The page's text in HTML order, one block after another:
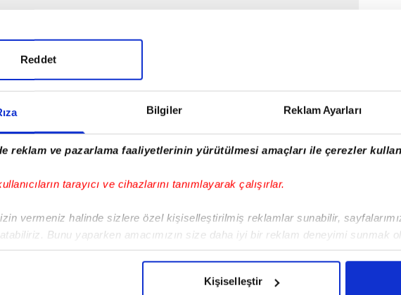
Bilgiler Reklam Ayarları
reklam ve pazarlama faaliyetlerinin yürütülmesi amaçları ile çerezler
tarayıcı ve cihazlarını tanımlayarak çalışırlar.
vermeniz halinde sizlere özel kişiselleştirilmiş reklamlar sunabilir,
Bunu yaparken amacımızın size daha iyi bir reklam deneyimi sunmak
adına elimizden gelen çabayı gösterdiğimizi ve bu noktada, reklamların
Reddet
Kişiselleştir